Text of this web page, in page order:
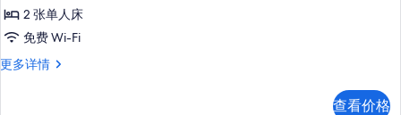
2 张单人床
免费 Wi-Fi
更多详情
Classic
查看价格